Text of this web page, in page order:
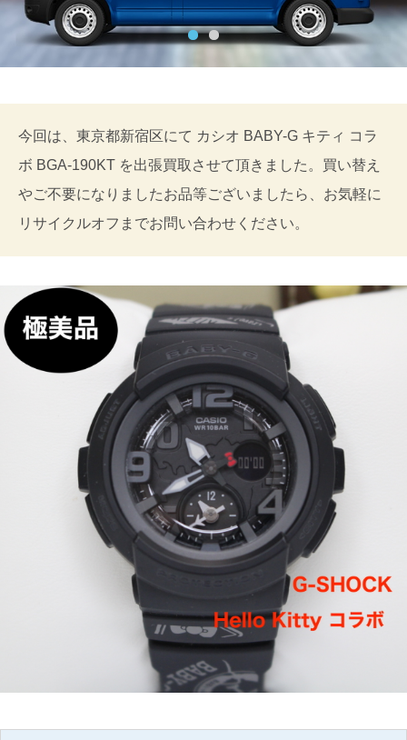
今回は、東京都新宿区にて カシオ BABY-G キティ コラ
ボ BGA-190KT を出張買取させて頂きました。買い替え
やご不要になりましたお品等ございましたら、お気軽に
リサイクルオフまでお問い合わせください。